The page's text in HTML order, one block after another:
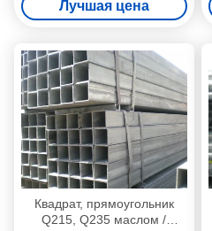
трубы / трубы
Лучшая цена
Квадрат, прямоугольник
Q215, Q235 маслом /